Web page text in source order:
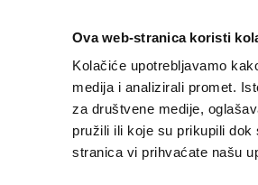
Ova web-stranica koristi
Kolačiće upotrebljavamo
medija i analizirali promet.
za društvene medije,
pružili ili koje su prikupili
stranica vi prihvaćate našu
Домой